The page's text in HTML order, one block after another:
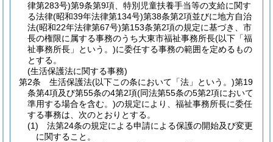
律第283号)第9条第9項、特別児童扶養手当等の支給に関す
る法律(昭和39年法律第134号)第38条第2項並びに地方自治
法(昭和22年法律第67号)第153条第2項の規定に基づき、市
長の権限に属する事務のうち大東市福祉事務所長(以下「福
祉事務所長」という。)に委任する事務の範囲を定めるもの
とする。
(生活保護法に関する事務)
第2条
生活保護法(以下この条において「法」という。)第19
条第4項及び第55条の4第2項(同法第55条の5第2項において
準用する場合を含む。)の規定により、福祉事務所長に委任
する事務は、次のとおりとする。
(1)
法第24条の規定による申請による保護の開始及び変更
に関すること。